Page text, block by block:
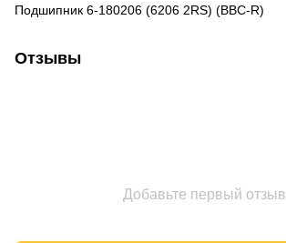
Подшипник 6-180206 (6206 2RS) (BBC-R)
Отзывы
Добавьте первый отзыв